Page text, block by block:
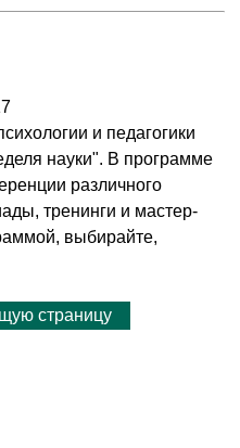
и педагогики
науки". В программе
различного
тренинги и мастер-
выбирайте,
страницу